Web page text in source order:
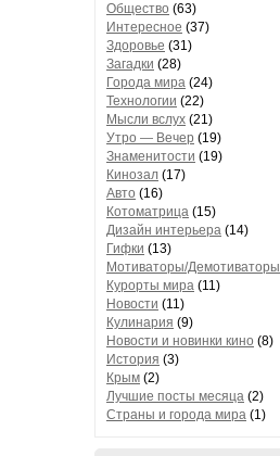
Общество (63)
Интересное (37)
Здоровье (31)
Загадки (28)
Города мира (24)
Технологии (22)
Мысли вслух (21)
Утро — Вечер (19)
Знаменитости (19)
Кинозал (17)
Авто (16)
Котоматрица (15)
Дизайн интерьера (14)
Гифки (13)
Мотиваторы/Демотиваторы
Курорты мира (11)
Новости (11)
Кулинария (9)
Новости и новинки кино (8)
История (3)
Крым (2)
Лучшие посты месяца (2)
Страны и города мира (1)